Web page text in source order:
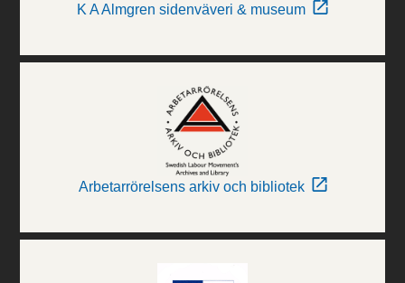
K A Almgren sidenväveri & museum
Arbetarrörelsens arkiv och bibliotek